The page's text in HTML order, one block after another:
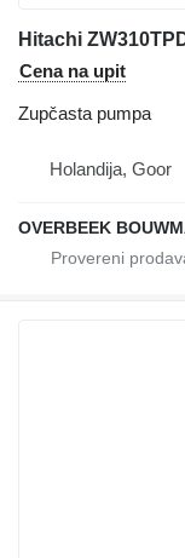
Cena na upit
Zupčasta pumpa
Holandija, Goor
OVERBEEK